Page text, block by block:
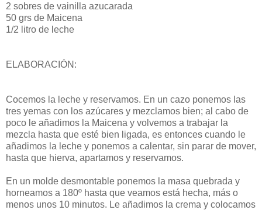
2 sobres de vainilla azucarada
50 grs de Maicena
1/2 litro de leche
ELABORACIÓN:
Cocemos la leche y reservamos. En un cazo ponemos las
tres yemas con los azúcares y mezclamos bien; al cabo de
poco le añadimos la Maicena y volvemos a trabajar la
mezcla hasta que esté bien ligada, es entonces cuando le
añadimos la leche y ponemos a calentar, sin parar de mover,
hasta que hierva, apartamos y reservamos.
En un molde desmontable ponemos la masa quebrada y
horneamos a 180º hasta que veamos está hecha, más o
menos unos 10 minutos. Le añadimos la crema y colocamos